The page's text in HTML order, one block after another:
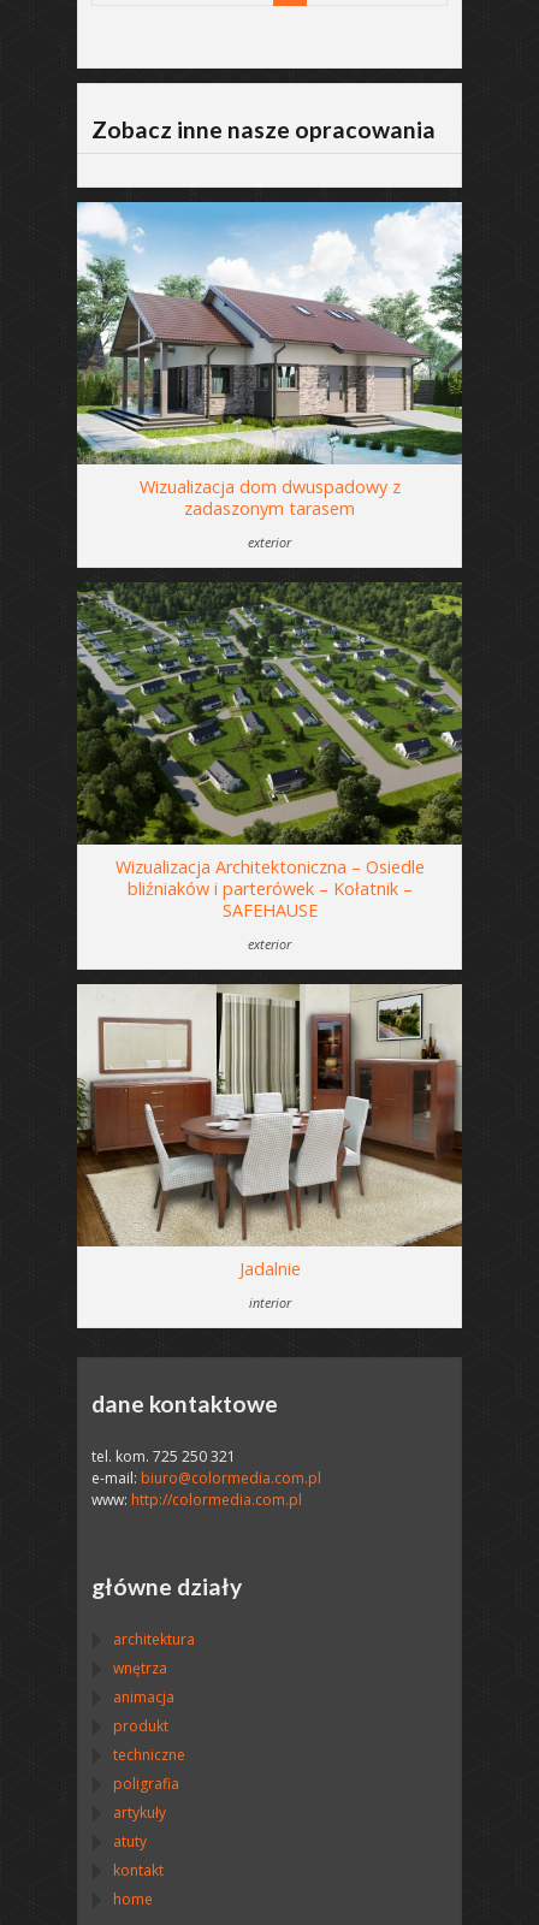
Zobacz inne nasze opracowania
Wizualizacja dom dwuspadowy z
zadaszonym tarasem
exterior
Wizualizacja Architektoniczna – Osiedle
bliźniaków i parterówek – Kołatnik –
SAFEHAUSE
exterior
Jadalnie
interior
dane kontaktowe
tel. kom. 725 250 321
e-mail: biuro@colormedia.com.pl
www: http://colormedia.com.pl
główne działy
architektura
wnętrza
animacja
produkt
techniczne
poligrafia
artykuły
atuty
kontakt
home